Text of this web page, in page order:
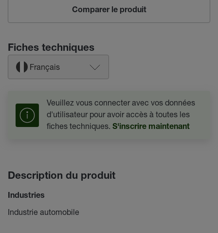
Comparer le produit
Fiches techniques
Français
Veuillez vous connecter avec vos données
d'utilisateur pour avoir accès à toutes les
fiches techniques. S'inscrire maintenant
Description du produit
Industries
Industrie automobile